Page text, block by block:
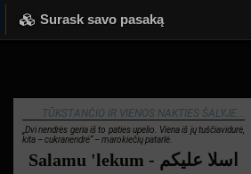
Surask savo pasaką
TŪKSTANČIO IR VIENOS NAKTIES ŠALYJE...
„Dvi nendrės geria iš to paties upelio. Viena iš jų tuščiavidurė,
kita – cukranendrė“ – marokiečių patarlė.
Salamu 'lekum - اسلا عليكم